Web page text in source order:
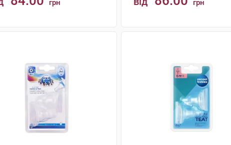
грн грн